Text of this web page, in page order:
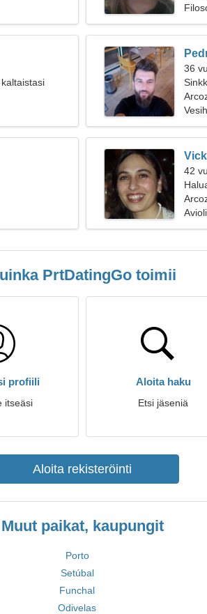
36
42
PrtDatingGo toimii
profiili
itseäsi
Aloita haku
Etsi jäseniä
Aloita rekisteröinti
Muut paikat, kaupungit
Porto
Setúbal
Funchal
Odivelas